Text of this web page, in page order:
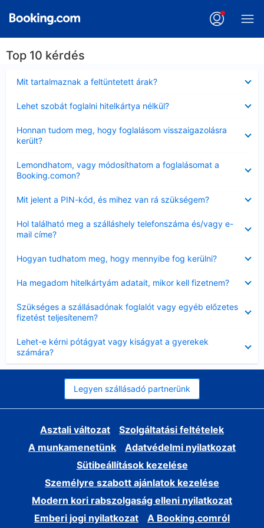
Top 10 kérdés
Mit tartalmaznak a feltüntetett árak?
Lehet szobát foglalni hitelkártya nélkül?
Honnan tudom meg, hogy foglalásom visszaigazolásra
került?
Lemondhatom, vagy módosíthatom a foglalásomat a
Booking.comon?
Mit jelent a PIN-kód, és mihez van rá szükségem?
Hol található meg a szálláshely telefonszáma és/vagy e-
mail címe?
Hogyan tudhatom meg, hogy mennyibe fog kerülni?
Ha megadom hitelkártyám adatait, mikor kell fizetnem?
Szükséges a szállásadónak foglalót vagy egyéb előzetes
fizetést teljesítenem?
Lehet-e kérni pótágyat vagy kiságyat a gyerekek
számára?
Legyen szállásadó partnerünk
Asztali változat
Szolgáltatási feltételek
A munkamenetünk
Adatvédelmi nyilatkozat
Sütibeállítások kezelése
Személyre szabott ajánlatok kezelése
Modern kori rabszolgaság elleni nyilatkozat
Emberi jogi nyilatkozat
A Booking.comról